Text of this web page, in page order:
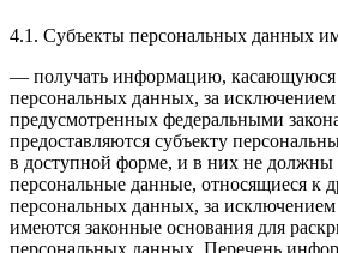
4.1. Субъекты персональных данных
— получать информацию, касающуюся
персональных данных, за исключением
предусмотренных федеральными
предоставляются субъекту
в доступной форме, и в них не должны
персональные данные, относящиеся к
персональных данных, за исключением
имеются законные основания для